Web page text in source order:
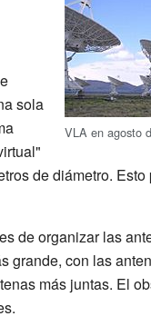
VLA en agosto
sola
de diámetro.
de organizar las
grande, con las
más juntas. El